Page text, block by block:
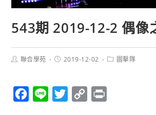
543期 2019-12-2 偶像
聯合學苑 2019-12-02 圖擊隊